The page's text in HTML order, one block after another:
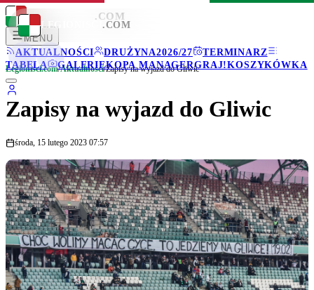
LEGIONISCI .COM
MENU
AKTUALNOŚCI
DRUŻYNA2026/27
TERMINARZ
TABELA
GALERIEKOPA MANAGERGRAJ!KOSZYKÓWKA
LEGIONISCI .COM
Legionisci.com/Aktualności/Zapisy na wyjazd do Gliwic
Zapisy na wyjazd do Gliwic
środa, 15 lutego 2023 07:57